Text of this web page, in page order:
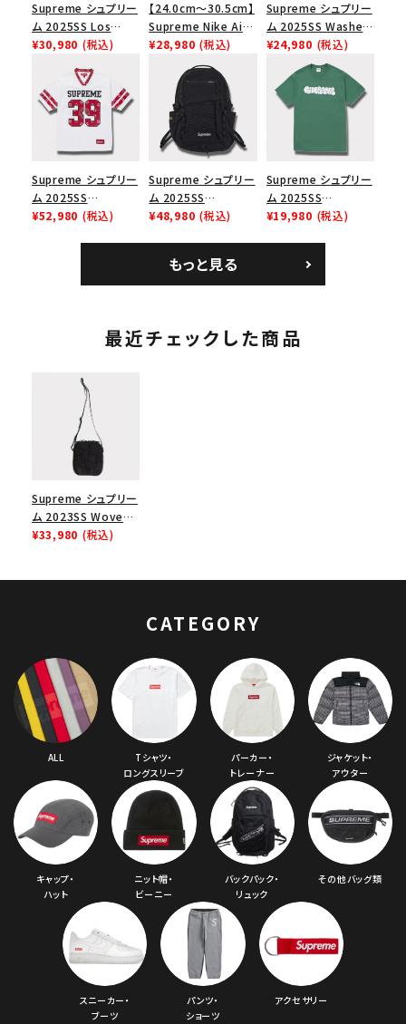
Supreme シュプリー
ム 2025SS Los
Angeles Fire Relief
イヤーリリーフボック
スロゴTシャツ ホワ
イト 白
¥30,980 (税込)
【24.0cm～30.5cm】
Supreme Nike Air
Force 1 Low シュプ
リーム ナイキエアフォ
ース１スニーカー シ
ューズ ホワイト
¥28,980 (税込)
Supreme シュプリー
ム 2025SS Washed
Chino Twill Camp
Cap ウォッシュチノツ
イルキャンプキャップ
ブラック 黒
¥24,980 (税込)
Supreme シュプリー
ム 2025SS
Bandana Football
¥52,980 (税込)
Supreme シュプリー
ム 2025SS
Backpack バックパッ
¥48,980 (税込)
Supreme シュプリー
ム 2025SS
Homerun Tee ホー
¥19,980 (税込)
もっと見る
最近チェックした商品
Supreme シュプリー
ム 2023SS Woven
Shoulder Bag ウォ
¥33,980 (税込)
CATEGORY
ALL
Tシャツ・
ロングスリーブ
パーカー・
トレーナー
ジャケット・
アウター
キャップ・
ハット
ニット帽・
ビーニー
バックパック・
リュック
その他バッグ類
スニーカー・
ブーツ
パンツ・
ショーツ
アクセサリー